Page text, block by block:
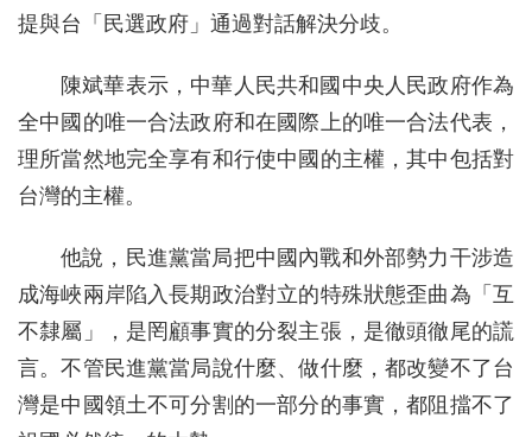
提與台「民選政府」通過對話解決分歧。
陳斌華表示，中華人民共和國中央人民政府作為
全中國的唯一合法政府和在國際上的唯一合法代表，
理所當然地完全享有和行使中國的主權，其中包括對
台灣的主權。
他說，民進黨當局把中國內戰和外部勢力干涉造
成海峽兩岸陷入長期政治對立的特殊狀態歪曲為「互
不隸屬」，是罔顧事實的分裂主張，是徹頭徹尾的謊
言。不管民進黨當局說什麼、做什麼，都改變不了台
灣是中國領土不可分割的一部分的事實，都阻擋不了